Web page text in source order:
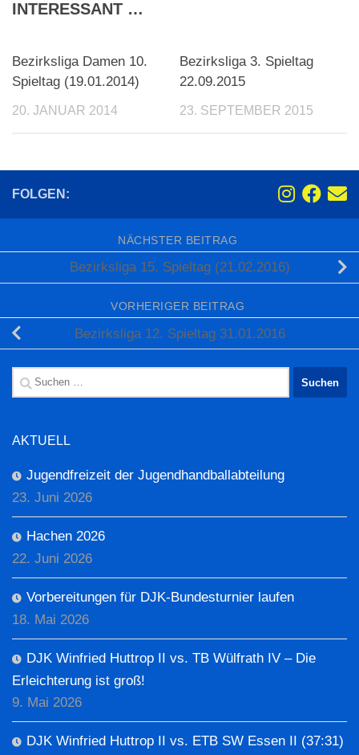
INTERESSANT …
Bezirksliga Damen 10.
Spieltag (19.01.2014)
20. JANUAR 2014
Bezirksliga 3. Spieltag
22.09.2015
23. SEPTEMBER 2015
FOLGEN:
NÄCHSTER BEITRAG
Bezirksliga 15. Spieltag (21.02.2016)
VORHERIGER BEITRAG
Bezirksliga 12. Spieltag 31.01.2016
Suchen
nach:
AKTUELL
Jugendfreizeit der Jugendhandballabteilung
23. Juni 2026
Hachen 2026
22. Juni 2026
Vorbereitungen für DJK-Bundesturnier laufen
18. Mai 2026
DJK Winfried Huttrop II vs. TB Wülfrath IV – Die
Erleichterung ist groß!
9. Mai 2026
DJK Winfried Huttrop II vs. ETB SW Essen II (37:31)